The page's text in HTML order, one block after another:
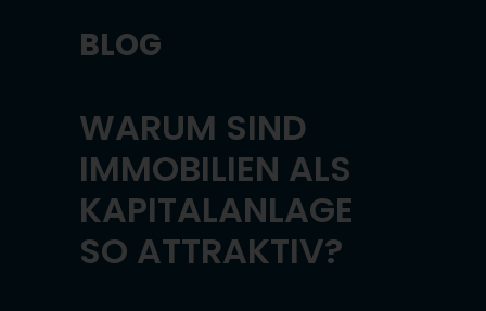
BLOG
WARUM SIND
IMMOBILIEN ALS
KAPITALANLAGE
SO ATTRAKTIV?